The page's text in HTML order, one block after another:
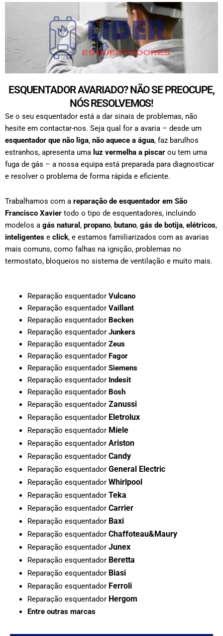
ESQUENTADOR AVARIADO? NÃO SE PREOCUPE,
NÓS RESOLVEMOS!
Se o seu esquentador está a dar sinais de problemas, não
hesite em contactar-nos. Seja qual for a avaria – desde um
esquentador que não liga, não aquece a água, faz barulhos
estranhos, apresenta uma luz vermelha a piscar ou tem uma
fuga de gás – a nossa equipa está preparada para diagnosticar
e resolver o problema de forma rápida e eficiente.
Trabalhamos com a reparação de esquentador em São
Francisco Xavier todo o tipo de esquentadores, incluindo
modelos a gás natural , propano, butano, gás de botija, elétricos,
inteligentes e click, e estamos familiarizados com as avarias
mais comuns, como falhas na ignição, problemas no
termostato, bloqueios no sistema de ventilação e muito mais.
Reparação esquentador Vulcano
Reparação esquentador Vaillant
Reparação esquentador Becken
Reparação esquentador Junkers
Reparação esquentador Zeus
Reparação esquentador Fagor
Reparação esquentador Siemens
Reparação esquentador Indesit
Reparação esquentador Bosh
Reparação esquentador Zanussi
Reparação esquentador Eletrolux
Reparação esquentador Míele
Reparação esquentador Ariston
Reparação esquentador Candy
Reparação esquentador General Electric
Reparação esquentador Whirlpool
Reparação esquentador Teka
Reparação esquentador Carrier
Reparação esquentador Baxi
Reparação esquentador Chaffoteau&Maury
Reparação esquentador Junex
Reparação esquentador Beretta
Reparação esquentador Biasi
Reparação esquentador Ferroli
Reparação esquentador Hergom
Entre outras marcas